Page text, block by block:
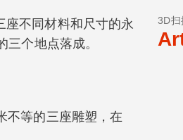
3D扫
座不同材料和尺寸的永
个地点落成。
不等的三座雕塑，在